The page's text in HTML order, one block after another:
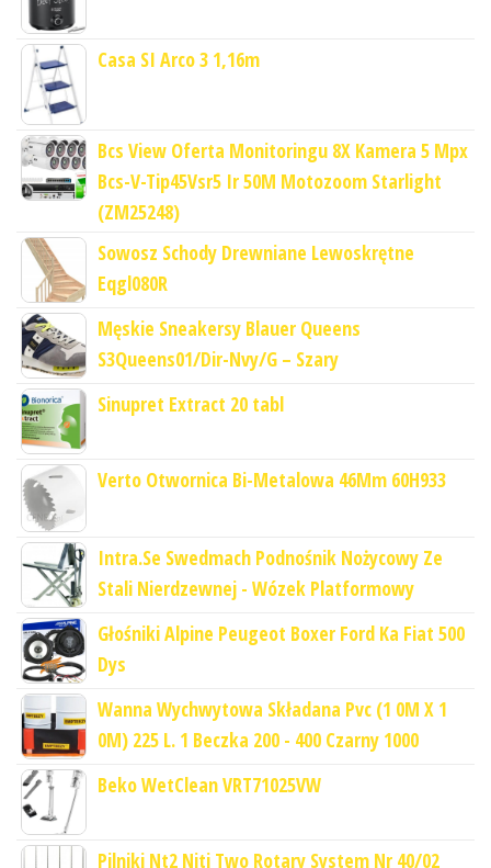
Casa SI Arco 3 1,16m
Bcs View Oferta Monitoringu 8X Kamera 5 Mpx
Bcs-V-Tip45Vsr5 Ir 50M Motozoom Starlight
(ZM25248)
Sowosz Schody Drewniane Lewoskrętne
Eqgl080R
Męskie Sneakersy Blauer Queens
S3Queens01/Dir-Nvy/G – Szary
Sinupret Extract 20 tabl
Verto Otwornica Bi-Metalowa 46Mm 60H933
Intra.Se Swedmach Podnośnik Nożycowy Ze
Stali Nierdzewnej - Wózek Platformowy
Głośniki Alpine Peugeot Boxer Ford Ka Fiat 500
Dys
Wanna Wychwytowa Składana Pvc (1 0M X 1
0M) 225 L. 1 Beczka 200 - 400 Czarny 1000
Beko WetClean VRT71025VW
Pilniki Nt2 Niti Two Rotary System Nr 40/02